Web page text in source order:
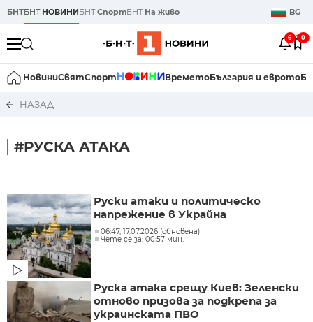
БНТБНТ НОВИНИБНТСпортБНТ На живо BG
6 0
НовиниСвятСпорт ВреметоБългария и еврото
НАЗАД
#РУСКА АТАКА
Руски атаки и политическо
напрежение в Украйна
06:47, 17.07.2026 (обновена)
Чете се за: 00:57 мин.
Руска атака срещу Киев: Зеленски
отново призова за подкрепа за
украинската ПВО